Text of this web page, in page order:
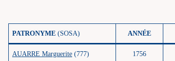
PATRONYME (SOSA) ANNÉE
AUARRE Marguerite (777) 1756